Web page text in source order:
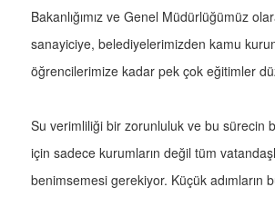
Bakanlığımız ve Genel Müdürlüğümüz
sanayiciye, belediyelerimizden kamu
öğrencilerimize kadar pek çok eğitimler
Su verimliliği bir zorunluluk ve bu sürecin
için sadece kurumların değil tüm
benimsemesi gerekiyor. Küçük adımların